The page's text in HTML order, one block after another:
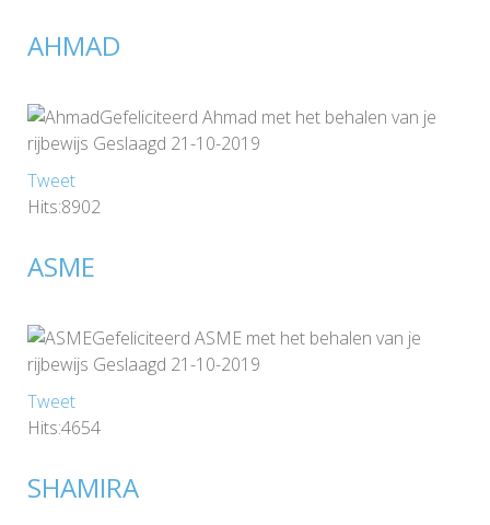
AHMAD
Gefeliciteerd Ahmad met het behalen van je
rijbewijs Geslaagd 21-10-2019
Tweet
Hits:8902
ASME
Gefeliciteerd ASME met het behalen van je
rijbewijs Geslaagd 21-10-2019
Tweet
Hits:4654
SHAMIRA